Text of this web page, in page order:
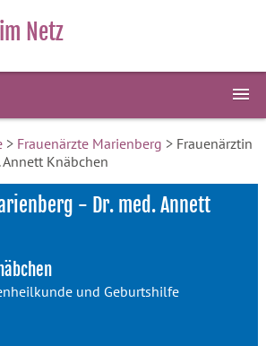
Netz
> Frauenärzte Marienberg > Frauenärztin
Annett Knäbchen
- Dr. med. Annett
und Geburtshilfe